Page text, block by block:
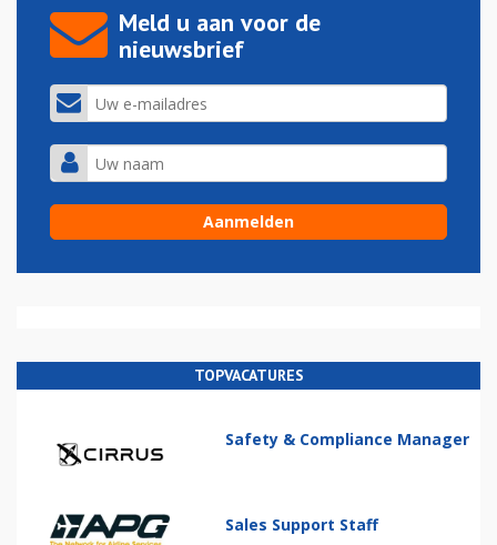
Meld u aan voor de
nieuwsbrief
TOPVACATURES
Safety & Compliance Manager
Sales Support Staff